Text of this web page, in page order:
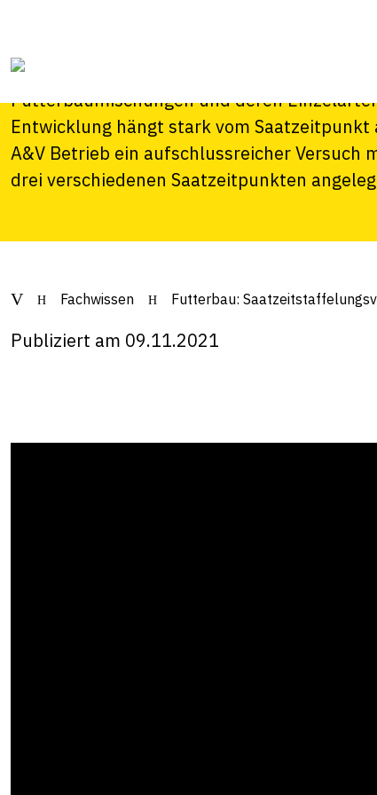
In einem Kurzfilm erklärt Hanspeter Hug,
Futterbaumischungen und deren
Entwicklung hängt stark vom
A&V Betrieb ein aufschlussreicher
drei verschiedenen Saatzeitpunkten
Fachwissen Futterbau:
Publiziert am 09.11.2021